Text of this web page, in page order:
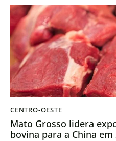
CENTRO-OESTE
Mato Grosso lidera
bovina para a China em